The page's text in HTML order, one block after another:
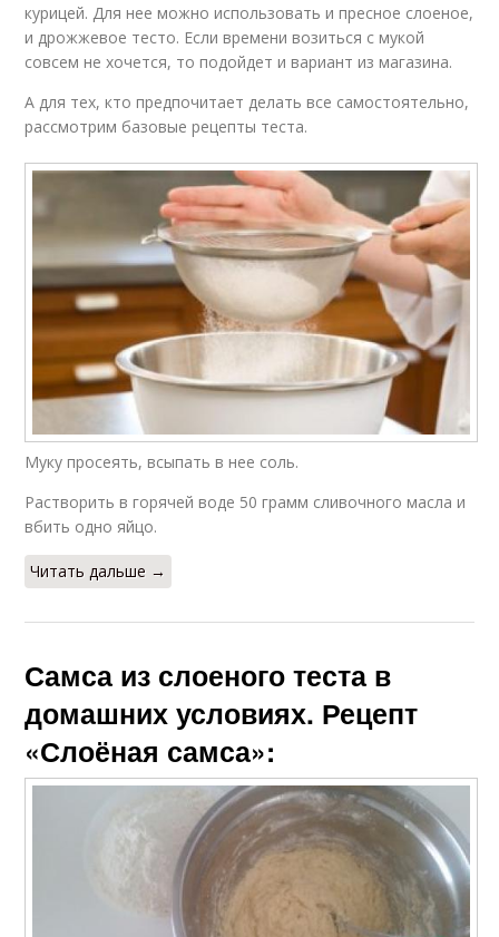
курицей. Для нее можно использовать и пресное слоеное,
и дрожжевое тесто. Если времени возиться с мукой
совсем не хочется, то подойдет и вариант из магазина.
А для тех, кто предпочитает делать все самостоятельно,
рассмотрим базовые рецепты теста.
Муку просеять, всыпать в нее соль.
Растворить в горячей воде 50 грамм сливочного масла и
вбить одно яйцо.
Читать дальше →
Самса из слоеного теста в
домашних условиях. Рецепт
«Слоёная самса»: